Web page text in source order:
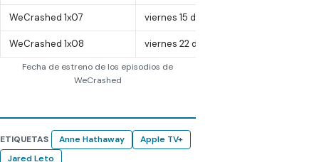
WeCrashed 1x07 viernes 15 de abril, 2022
WeCrashed 1x08 viernes 22 de abril, 2022
Fecha de estreno de los episodios de
WeCrashed
ETIQUETAS Anne Hathaway
Apple TV+
Jared Leto